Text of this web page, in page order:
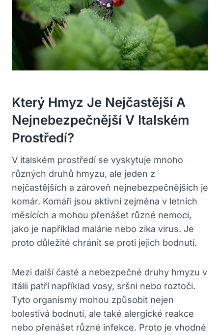
Který Hmyz Je Nejčastější A
Nejnebezpečnější V Italském
Prostředí?
V italském prostředí se vyskytuje mnoho
různých druhů hmyzu, ale jeden z
nejčastějších a zároveň nejnebezpečnějších je
komár. Komáři jsou aktivní zejména v letních
měsících a mohou přenášet různé nemoci,
jako je například malárie nebo zika virus. Je
proto důležité chránit se proti jejich bodnutí.
Mezi další časté a nebezpečné druhy hmyzu v
Itálii patří například vosy, sršni nebo roztoči.
Tyto organismy mohou způsobit nejen
bolestivá bodnutí, ale také alergické reakce
nebo přenášet různé infekce. Proto je vhodné